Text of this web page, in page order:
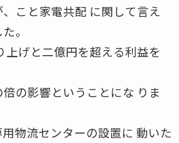
こと家電共配 に関して言え
。
げと二億円を超える利益を
の影響ということにな りま
物流センターの設置に 動いた